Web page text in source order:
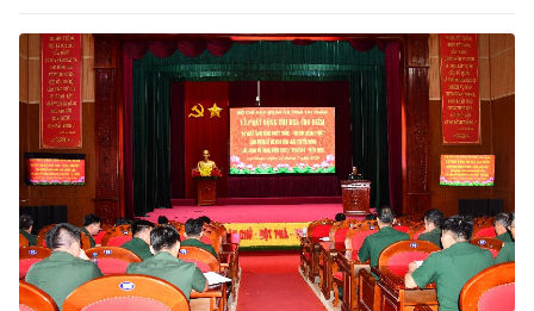
Tỉnh ủy; Đại tá Triệu Kim Thắng – Tỉnh ủy viên, Phó Bí
thư Thường trực Đảng ủy, Chính ủy Bộ Chỉ huy Quân
sự (CHQS) tỉnh, Phó trưởng Ban Thường trực Ban Chỉ
đạo tỉnh đồng chủ trì buổi họp báo.